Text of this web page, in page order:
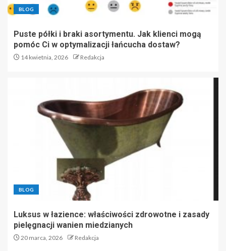
BLOG
Puste półki i braki asortymentu. Jak klienci mogą
pomóc Ci w optymalizacji łańcucha dostaw?
14 kwietnia, 2026 Redakcja
BLOG
Luksus w łazience: właściwości zdrowotne i zasady
pielęgnacji wanien miedzianych
20 marca, 2026 Redakcja